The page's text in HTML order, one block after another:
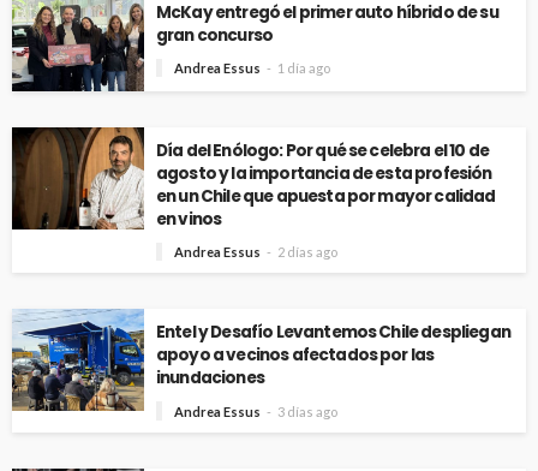
McKay entregó el primer auto híbrido de su
gran concurso
Andrea Essus 1 día ago
Día del Enólogo: Por qué se celebra el 10 de
agosto y la importancia de esta profesión
en un Chile que apuesta por mayor calidad
en vinos
Andrea Essus 2 días ago
Entel y Desafío Levantemos Chile despliegan
apoyo a vecinos afectados por las
inundaciones
Andrea Essus 3 días ago